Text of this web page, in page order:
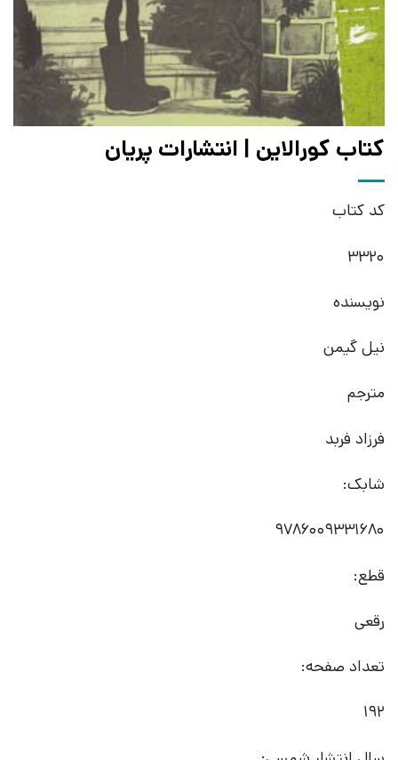
کتاب کورالاین | انتشارات پریان
کد کتاب
3320
نویسنده
نیل گیمن
مترجم
فرزاد فربد
شابک:
9786009331680
قطع:
رقعی
تعداد صفحه:
192